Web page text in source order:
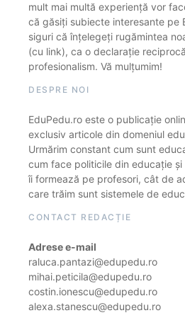
mult mai multă experiență vor
că găsiți subiecte interesante pe
siguri că înțelegeți rugămintea
(cu link), ca o declarație
profesionalism. Vă mulțumim!
DESPRE NOI
EduPedu.ro este o publicație
exclusiv articole din domeniul
Urmărim constant cum sunt
cum face politicile din educație
îi formează pe profesori, cât de
care trăim sunt sistemele de
CONTACT REDACȚIE
Adrese e-mail
raluca.pantazi@edupedu.ro
mihai.peticila@edupedu.ro
costin.ionescu@edupedu.ro
alexa.stanescu@edupedu.ro